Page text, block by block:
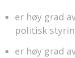
er høy grad
politisk
er høy grad